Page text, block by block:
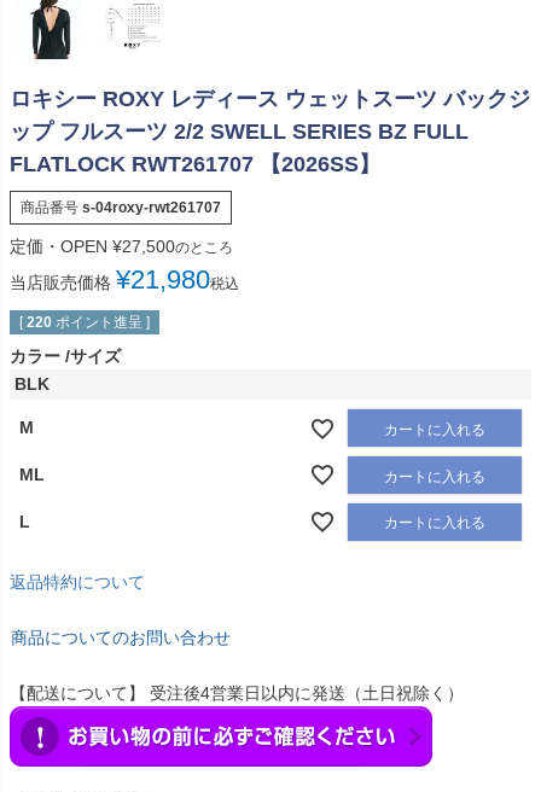
ロキシー ROXY レディース ウェットスーツ バックジ
ップ フルスーツ 2/2 SWELL SERIES BZ FULL
FLATLOCK RWT261707 【2026SS】
商品番号 s-04roxy-rwt261707
定価・OPEN ¥27,500のところ
当店販売価格 ¥21,980税込
[ 220 ポイント進呈 ]
カラー サイズ
BLK
M カートに入れる
ML カートに入れる
L カートに入れる
返品特約について
商品についてのお問い合わせ
【配送について】 受注後4営業日以内に発送（土日祝除く）